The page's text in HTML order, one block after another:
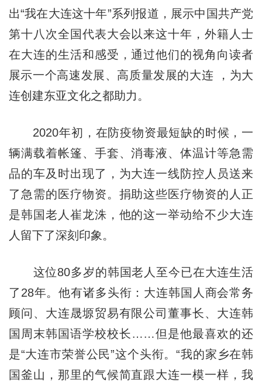
出“我在大连这十年”系列报道，展示中国共产党
第十八次全国代表大会以来这十年，外籍人士
在大连的生活和感受，通过他们的视角向读者
展示一个高速发展、高质量发展的大连 ，为大
连创建东亚文化之都助力。
2020年初，在防疫物资最短缺的时候，一
辆满载着帐篷、手套、消毒液、体温计等急需
品的车及时出现了，为大连一线防控人员送来
了急需的医疗物资。捐助这些医疗物资的人正
是韩国老人崔龙洙，他的这一举动给不少大连
人留下了深刻印象。
这位80多岁的韩国老人至今已在大连生活
了28年。他有诸多头衔：大连韩国人商会常务
顾问、大连晟塬贸易有限公司董事长、大连韩
国周末韩国语学校校长……但是他最喜欢的还
是“大连市荣誉公民”这个头衔。“我的家乡在韩
国釜山，那里的气候简直跟大连一模一样，我